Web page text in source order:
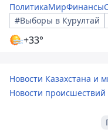
ПолитикаМирФинансы
#Выборы в Курултай
+33°
Новости Казахстана и
Новости происшествий